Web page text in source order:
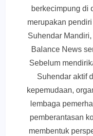
berkecimpung di
merupakan
Suhendar
Balance News
Sebelum
Suhendar aktif
kepemudaan,
lembaga
pemberantasan
membentuk